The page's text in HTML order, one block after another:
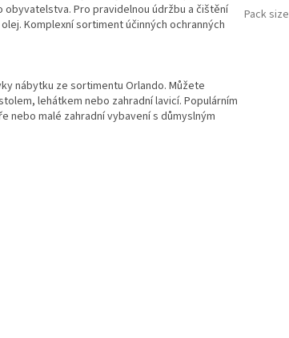
Pro pravidelnou údržbu a čištění
Komplexní sortiment účinných ochranných
nábytku ze sortimentu Orlando. Můžete
lehátkem nebo zahradní lavicí. Populárním
nebo malé zahradní vybavení s důmyslným
Pack size